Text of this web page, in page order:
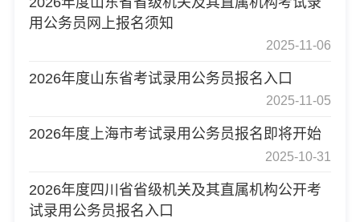
用公务员网上报名须知
2025-11-06
2026年度山东省考试录用公务员报名入口
2025-11-05
2026年度上海市考试录用公务员报名即将开始
2025-10-31
2026年度四川省省级机关及其直属机构公开考
试录用公务员报名入口